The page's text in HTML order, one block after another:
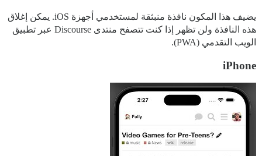
يضيف هذا المكون نافذة منبثقة لمستخدمي أجهزة iOS. يمكن إغلاق
هذه النافذة ولن تظهر إذا كنت تتصفح منتدى Discourse عبر تطبيق
الويب التقدمي (PWA).
iPhone